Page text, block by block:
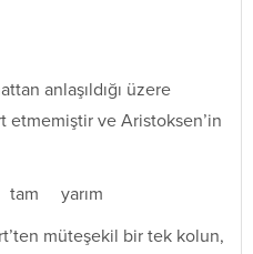
anlaşıldığı üzere
etmemiştir ve Aristoksen’in
yarım
müteşekil bir tek kolun,